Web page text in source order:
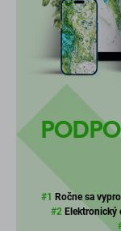
#1 Ročne sa
#2Elektronický